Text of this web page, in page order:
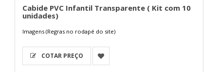
Cabide PVC Infantil Transparente ( Kit com 10
unidades)
Imagens (Regras no rodapé do site)
COTAR PREÇO